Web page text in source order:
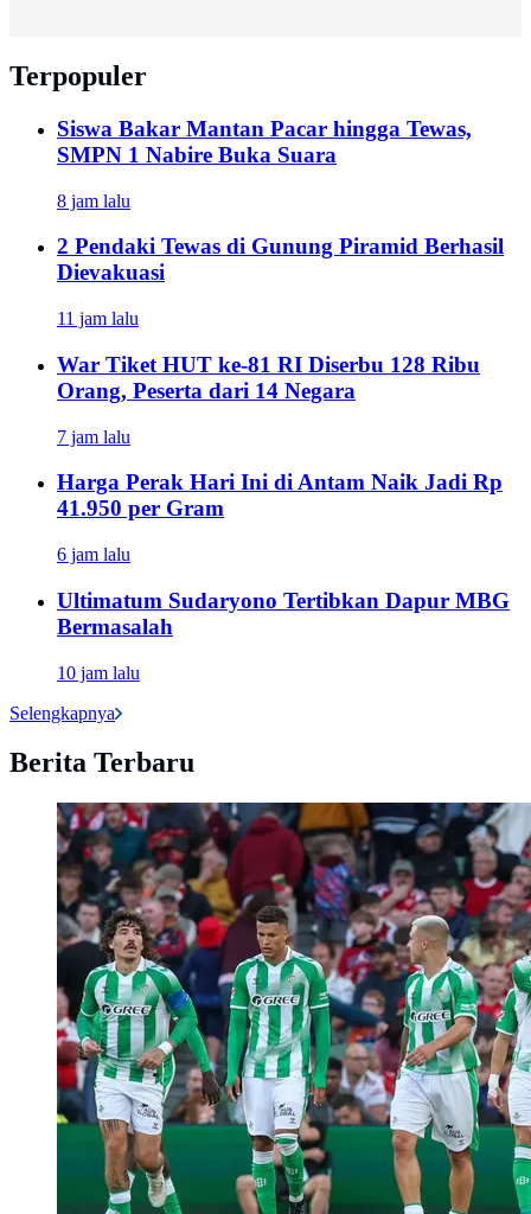
Terpopuler
Siswa Bakar Mantan Pacar hingga Tewas,
SMPN 1 Nabire Buka Suara
8 jam lalu
2 Pendaki Tewas di Gunung Piramid Berhasil
Dievakuasi
11 jam lalu
War Tiket HUT ke-81 RI Diserbu 128 Ribu
Orang, Peserta dari 14 Negara
7 jam lalu
Harga Perak Hari Ini di Antam Naik Jadi Rp
41.950 per Gram
6 jam lalu
Ultimatum Sudaryono Tertibkan Dapur MBG
Bermasalah
10 jam lalu
Selengkapnya
Berita Terbaru